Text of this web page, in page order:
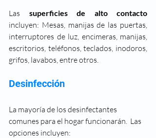
Las superficies de alto contacto
incluyen: Mesas, manijas de las puertas,
interruptores de luz, encimeras, manijas,
escritorios, teléfonos, teclados, inodoros,
grifos, lavabos, entre otros.
Desinfección
La mayoría de los desinfectantes
comunes para el hogar funcionarán.  L as
opciones incluyen: